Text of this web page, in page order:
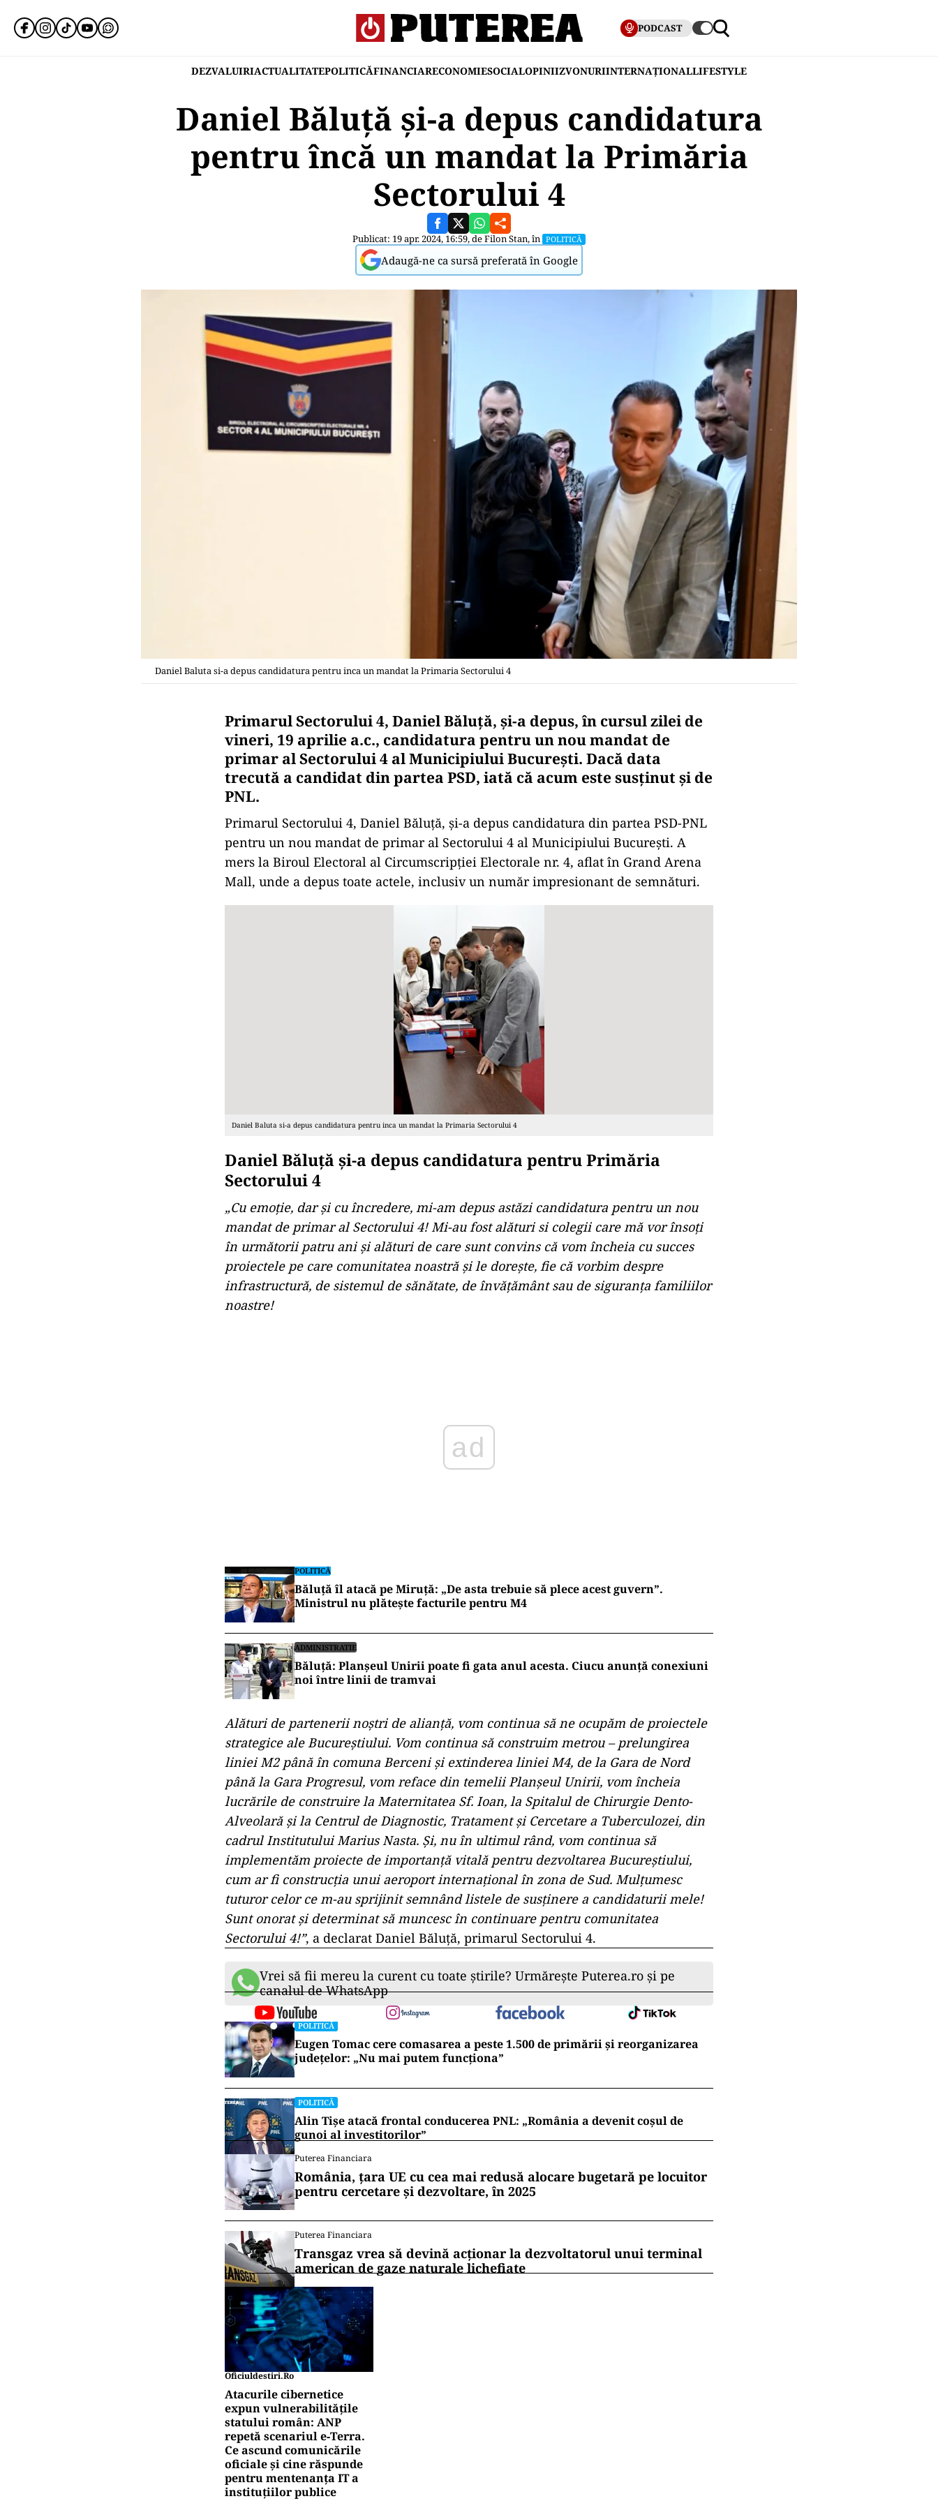
PODCAST
DEZVALUIRIACTUALITATEPOLITICĂFINANCIARECONOMIESOCIALOPINIIZVONURIINTERNAȚIONALLIFESTYLE
Daniel Băluță și-a depus candidatura
pentru încă un mandat la Primăria
Sectorului 4
Publicat: 19 apr. 2024, 16:59, deFilon Stan, în POLITICĂ
Adaugă-ne ca sursă preferată în Google
Daniel Baluta si-a depus candidatura pentru inca un mandat la Primaria Sectorului 4
Primarul Sectorului 4, Daniel Băluță, și-a depus, în cursul zilei de
vineri, 19 aprilie a.c., candidatura pentru un nou mandat de
primar al Sectorului 4 al Municipiului București. Dacă data
trecută a candidat din partea PSD, iată că acum este susținut și de
PNL.
Primarul Sectorului 4, Daniel Băluță, și-a depus candidatura din partea PSD-PNL
pentru un nou mandat de primar al Sectorului 4 al Municipiului București. A
mers la Biroul Electoral al Circumscripției Electorale nr. 4, aflat în Grand Arena
Mall, unde a depus toate actele, inclusiv un număr impresionant de semnături.
Daniel Baluta si-a depus candidatura pentru inca un mandat la Primaria Sectorului 4
Daniel Băluță și-a depus candidatura pentru Primăria
Sectorului 4
„Cu emoție, dar și cu încredere, mi-am depus astăzi candidatura pentru un nou
mandat de primar al Sectorului 4! Mi-au fost alături si colegii care mă vor însoți
în următorii patru ani și alături de care sunt convins că vom încheia cu succes
proiectele pe care comunitatea noastră și le dorește, fie că vorbim despre
infrastructură, de sistemul de sănătate, de învățământ sau de siguranța familiilor
noastre!
ad
POLITICĂ
Băluță îl atacă pe Miruță: „De asta trebuie să plece acest guvern”.
Ministrul nu plătește facturile pentru M4
ADMINISTRATIE
Băluță: Planșeul Unirii poate fi gata anul acesta. Ciucu anunță conexiuni
noi între linii de tramvai
Alături de partenerii noștri de alianță, vom continua să ne ocupăm de proiectele
strategice ale Bucureștiului. Vom continua să construim metrou – prelungirea
liniei M2 până în comuna Berceni și extinderea liniei M4, de la Gara de Nord
până la Gara Progresul, vom reface din temelii Planșeul Unirii, vom încheia
lucrările de construire la Maternitatea Sf. Ioan, la Spitalul de Chirurgie Dento-
Alveolară și la Centrul de Diagnostic, Tratament și Cercetare a Tuberculozei, din
cadrul Institutului Marius Nasta. Și, nu în ultimul rând, vom continua să
implementăm proiecte de importanță vitală pentru dezvoltarea Bucureștiului,
cum ar fi construcția unui aeroport internațional în zona de Sud. Mulțumesc
tuturor celor ce m-au sprijinit semnând listele de susținere a candidaturii mele!
Sunt onorat și determinat să muncesc în continuare pentru comunitatea
Sectorului 4!”, a declarat Daniel Băluță, primarul Sectorului 4.
Vrei să fii mereu la curent cu toate știrile? Urmărește Puterea.ro și pe
canalul de WhatsApp
POLITICĂ
Eugen Tomac cere comasarea a peste 1.500 de primării și reorganizarea
județelor: „Nu mai putem funcționa”
POLITICĂ
Alin Tișe atacă frontal conducerea PNL: „România a devenit coșul de
gunoi al investitorilor”
Puterea Financiara
România, țara UE cu cea mai redusă alocare bugetară pe locuitor
pentru cercetare și dezvoltare, în 2025
Puterea Financiara
Transgaz vrea să devină acționar la dezvoltatorul unui terminal
american de gaze naturale lichefiate
Oficiuldestiri.ro
Atacurile cibernetice
expun vulnerabilitățile
statului român: ANP
repetă scenariul e‑Terra.
Ce ascund comunicările
oficiale și cine răspunde
pentru mentenanța IT a
instituțiilor publice